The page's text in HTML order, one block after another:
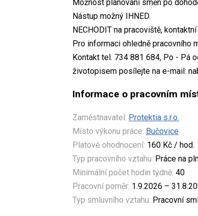
Možnost plánování směn po
Nástup možný IHNED.
NECHODIT na pracoviště,
Pro informaci ohledně pracovního
Kontakt tel. 734 881 684, Po - Pá
životopisem posílejte na e-mail:
Informace o pracovním
Zaměstnavatel: Protektia s.r.o.
Místo výkonu práce: Bučovice
Platové ohodnocení: 160 Kč / hod.
Typ pracovního vztahu: Práce na
Minimální počet hodin týdně: 40
Pracovní poměr: 1.9.2026 –
Typ smluvního vztahu: Pracovní